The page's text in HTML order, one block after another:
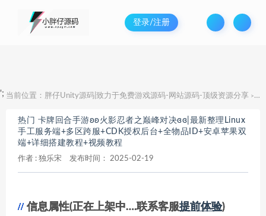
登录/注册
'; 当前位置： 胖仔Unity源码|致力于免费游戏源码-网站源码-顶级资源分享 > 热
热门 卡牌回合手游ʚʚ火影忍者之巅峰对决ɞɞ|最新整理Linux
手工服务端+多区跨服+CDK授权后台+全物品ID+安卓苹果双
端+详细搭建教程+视频教程
作者 : 独乐宋 发布时间： 2025-02-19
信息属性(正在上架中….联系客服提前体验)